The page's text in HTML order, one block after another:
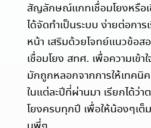
สัญลักษณ์แกทเชื่อมโยงหรือเ
ได้จัดทำเป็นระบบ ง่ายต่อกา
หน้า เสริมด้วยโจทย์แนวข้อส
เชื่อมโยง สทศ. เพื่อความเข้
มักถูกหลอกจากการให้เทคนิ
ในแต่ละปีที่ผ่านมา เรียกได้ว่า
โยงครบทุกปี เพื่อให้น้องๆเต็